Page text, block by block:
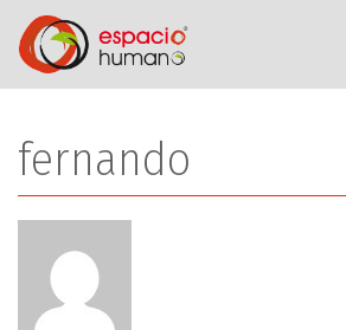
Saltar al contenido
Autor:
fernando